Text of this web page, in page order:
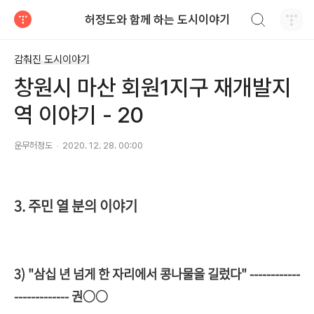
허정도와 함께 하는 도시이야기
감춰진 도시이야기
창원시 마산 회원1지구 재개발지
역 이야기 - 20
운무허정도 2020. 12. 28. 00:00
3. 주민 열 분의 이야기
3) "삼십 년 넘게 한 자리에서 콩나물을 길렀다" ------------
------------- 권○○